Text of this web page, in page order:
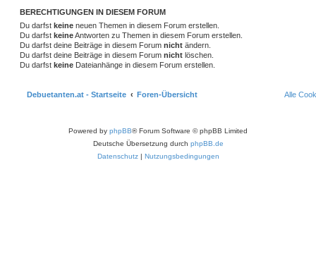
BERECHTIGUNGEN IN DIESEM FORUM
Du darfst keine neuen Themen in diesem Forum erstellen.
Du darfst keineAntworten zu Themen in diesem Forum erstellen.
Du darfst deine Beiträge in diesem Forum nicht ändern.
Du darfst deine Beiträge in diesem Forum nicht löschen.
Du darfst keine Dateianhänge in diesem Forum erstellen.
Debuetanten.at - Startseite Foren-Übersicht Alle
Powered by phpBB® Forum Software © phpBB Limited
Deutsche Übersetzung durch phpBB.de
Datenschutz| Nutzungsbedingungen